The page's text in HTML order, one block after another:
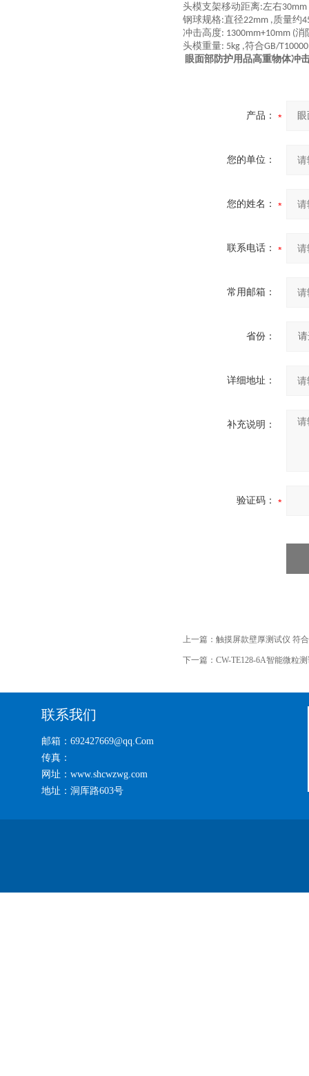
头模支架移动距离:左右30mm
钢球规格:直径22mm ,质量约
冲击高度: 1300mm+10mm (消
头模重量: 5kg ,符合GB/T10000
眼面部防护用品高重物体冲
产品：
您的单位：
您的姓名：
联系电话：
常用邮箱：
省份：
详细地址：
补充说明：
验证码：
上一篇： 触摸屏款壁厚测试仪 符
下一篇： CW-TE128-6A智能微粒
联系我们
邮箱：692427669@qq.Com
传真：
网址：www.shcwzwg.com
地址：洞厍路603号